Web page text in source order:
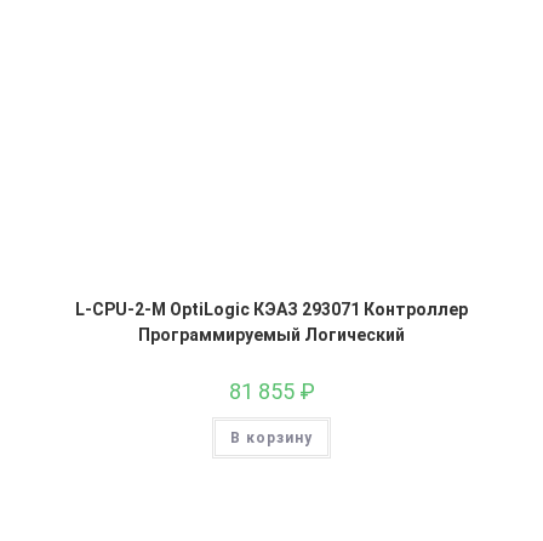
L-CPU-2-M OptiLogic КЭАЗ 293071 Контроллер
Программируемый Логический
81 855 ₽
В корзину